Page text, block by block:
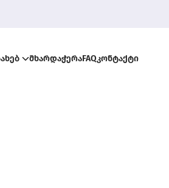
მხარდაჭერაFAQკონტაქტი